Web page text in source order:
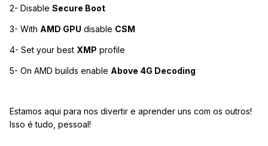
2- Disable Secure Boot
3- With AMD GPU disable CSM
4- Set your best XMP profile
5- On AMD builds enable Above 4G Decoding
Estamos aqui para nos divertir e aprender uns com os outros!
Isso é tudo, pessoal!